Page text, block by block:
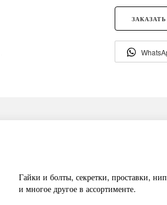
Гайки и болты, секретки, проставки,
и многое другое в ассортименте.